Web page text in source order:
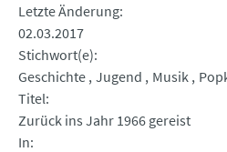
Letzte Änderung
02.03.2017
Stichwort(e)
Geschichte Jugend Musik
Titel
Zurück ins Jahr 1966 gereist
In